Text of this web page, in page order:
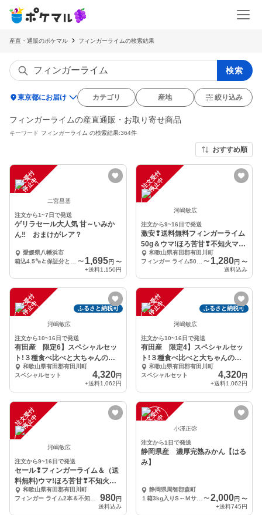
産直・通販のポケマル フィンガーライムの検索結果
検索
location_on東京都にお届け カテゴリ 産地 絞り込み
フィンガーライムの産直通販・お取り寄せ商品
キーワード フィンガーライム の検索結果:364件
おすすめ順
注
文
受
付
停
止
中
二宮昌基
注文から1~7日で発送
ゲリラセール大人気 甘～いみか
ん‼️ おまけがレア？
愛媛県八幡浜市
〜 1,695円 〜
+送料1,150円
注
文
受
付
停
止
中
河嶋敏広
注文から9~16日で発送
激安❢送料無料フィンガーライム
50g＆ウマ!ほろ苦甘❣不知火マー
マーレード
和歌山県有田郡有田川町
〜 1,280円 〜
送料込み
注
文
受
付
停
止
中 ふるさと納税可
河嶋敏広
注文から10~16日で発送
有田産 限定6】スペシャルセッ
ト!３種食べ比べと大ちゃんの畑
シリーズ
和歌山県有田郡有田川町
スペシャルセット
4,320円
+送料1,062円
注
文
受
付
停
止
中 ふるさと納税可
河嶋敏広
注文から10~16日で発送
有田産 限定4】スペシャルセッ
ト!３種食べ比べと大ちゃんの畑
シリーズ
和歌山県有田郡有田川町
スペシャルセット
4,320円
+送料1,062円
注
文
受
付
停
止
中
河嶋敏広
注文から9~16日で発送
セール❢フィンガーライム＆（送
料無料)ウマ!ほろ苦甘❣不知火マ
ーマーレード
和歌山県有田郡有田川町
980円
送料込み
注
文
受
付
停
止
中 小澤正弥
注文から1日で発送
静岡県産 濃厚完熟みかん【はる
み】
静岡県周智郡森町
１箱3kg入りS～Ｍサイズが18～25個入り
〜2,000円 〜
+送料745円